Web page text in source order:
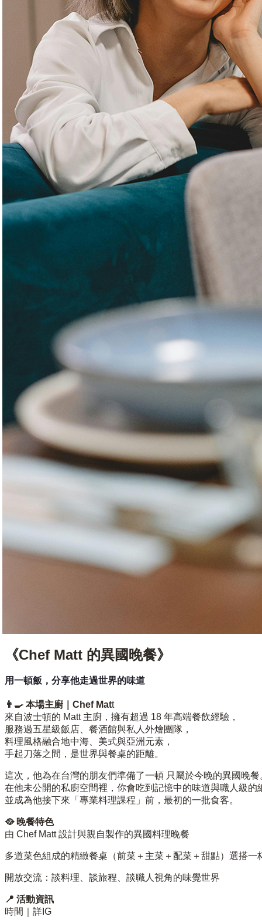
《Chef Matt 的異國晚餐》
用一頓飯，分享他走過世界的味道
👨‍🍳 本場主廚｜Chef Matt
來自波士頓的 Matt 主廚，擁有超過 18 年高端餐飲經驗，
服務過五星級飯店、餐酒館與私人外燴團隊，
料理風格融合地中海、美式與亞洲元素，
手起刀落之間，是世界與餐桌的距離。
這次，他為在台灣的朋友們準備了一頓 只屬於今晚的異國晚餐
在他未公開的私廚空間裡，你會吃到記憶中的味道與職人級
並成為他接下來「專業料理課程」前，最初的一批食客。
🥘 晚餐特色
由 Chef Matt 設計與親自製作的異國料理晚餐
多道菜色組成的精緻餐桌（前菜＋主菜＋配菜＋甜點）選搭一
開放交流：談料理、談旅程、談職人視角的味覺世界
📍 活動資訊
時間｜詳IG